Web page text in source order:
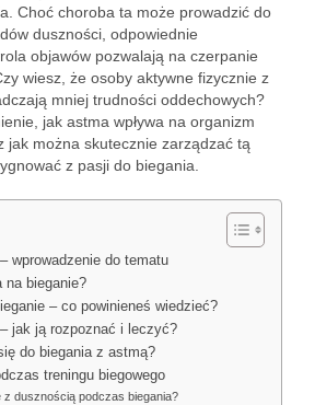
Choć choroba ta może prowadzić do
duszności, odpowiednie
objawów pozwalają na czerpanie
wiesz, że osoby aktywne fizycznie z
mniej trudności oddechowych?
jak astma wpływa na organizm
jak można skutecznie zarządzać tą
z pasji do biegania.
wprowadzenie do tematu
na bieganie?
– co powinieneś wiedzieć?
jak ją rozpoznać i leczyć?
do biegania z astmą?
treningu biegowego
z dusznością podczas biegania?